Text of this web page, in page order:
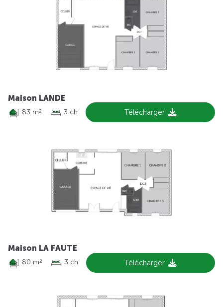
Maison LANDE
83 m2 3 ch Télécharger
Maison LA FAUTE
80 m2 3 ch Télécharger